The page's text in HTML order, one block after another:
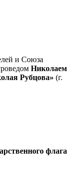
и Союза
Николаем
Рубцова» (г.
флага